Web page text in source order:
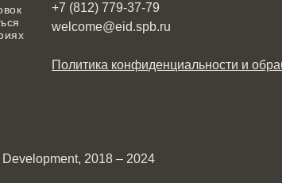
+7 (812) 779-37-79
welcome@eid.spb.ru
Политика конфиденциальности и
Development, 2018 – 2024